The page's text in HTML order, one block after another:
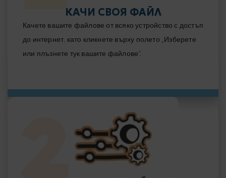
КАЧИ СВОЯ ФАЙЛ
Качете вашите файлове от всяко устройство с достъп
до интернет, като кликнете върху полето „Изберете
или плъзнете тук вашите файлове“.